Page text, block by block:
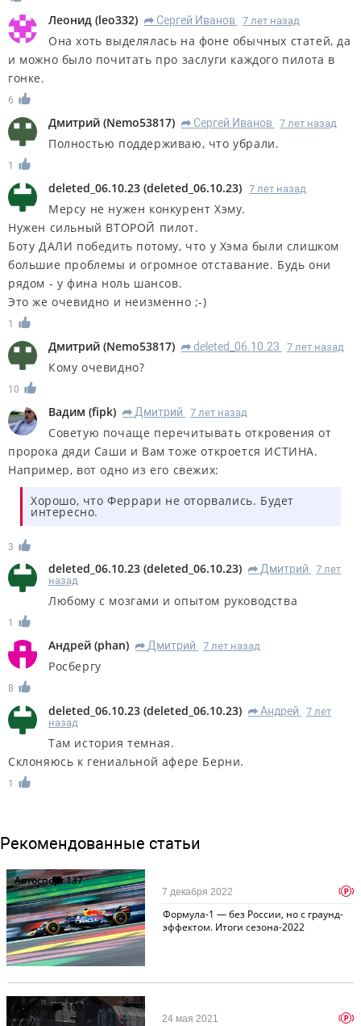
Леонид (leo332) R Сергей Иванов 7 лет назад
Она хоть выделялась на фоне обычных статей, да
и можно было почитать про заслуги каждого пилота в
гонке.
6
Дмитрий (Nemo53817) R Сергей Иванов 7 лет назад
Полностью поддерживаю, что убрали.
1
deleted_06.10.23 (deleted_06.10.23) 7 лет назад
Мерсу не нужен конкурент Хэму.
Нужен сильный ВТОРОЙ пилот.
Боту ДАЛИ победить потому, что у Хэма были слишком
большие проблемы и огромное отставание. Будь они
рядом - у фина ноль шансов.
Это же очевидно и неизменно ;-)
1
Дмитрий (Nemo53817) R deleted_06.10.23 7 лет назад
Кому очевидно?
10
Вадим (fipk) R Дмитрий 7 лет назад
Советую почаще перечитывать откровения от
пророка дяди Саши и Вам тоже откроется ИСТИНА.
Например, вот одно из его свежих:
Хорошо, что Феррари не оторвались. Будет
интересно.
3
deleted_06.10.23 (deleted_06.10.23) R Дмитрий
7 лет
назад
Любому с мозгами и опытом руководства
1
Андрей (phan) R Дмитрий 7 лет назад
Росбергу
8
deleted_06.10.23 (deleted_06.10.23) R Андрей
7 лет
назад
Там история темная.
Склоняюсь к гениальной афере Берни.
1
Рекомендованные статьи
Автоспорт137
Формула-1 — без России, но с граунд-
эффектом. Итоги сезона-2022
7 декабря 2022 p
Автоспорт103
24 мая 2021 p